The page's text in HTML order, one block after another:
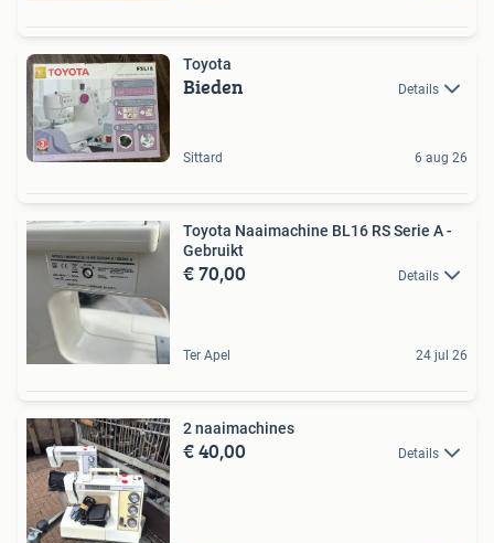
Toyota
Bieden Details
Sittard 6 aug 26
Toyota Naaimachine BL16 RS Serie A -
Gebruikt
€ 70,00 Details
Ter Apel 24 jul 26
2 naaimachines
€ 40,00 Details